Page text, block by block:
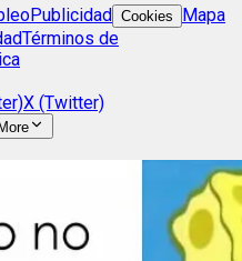
Publicidad Cookies
Mapa
Términos de
X (Twitter)
More